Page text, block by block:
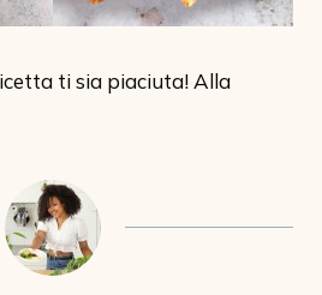
ti sia piaciuta! Alla